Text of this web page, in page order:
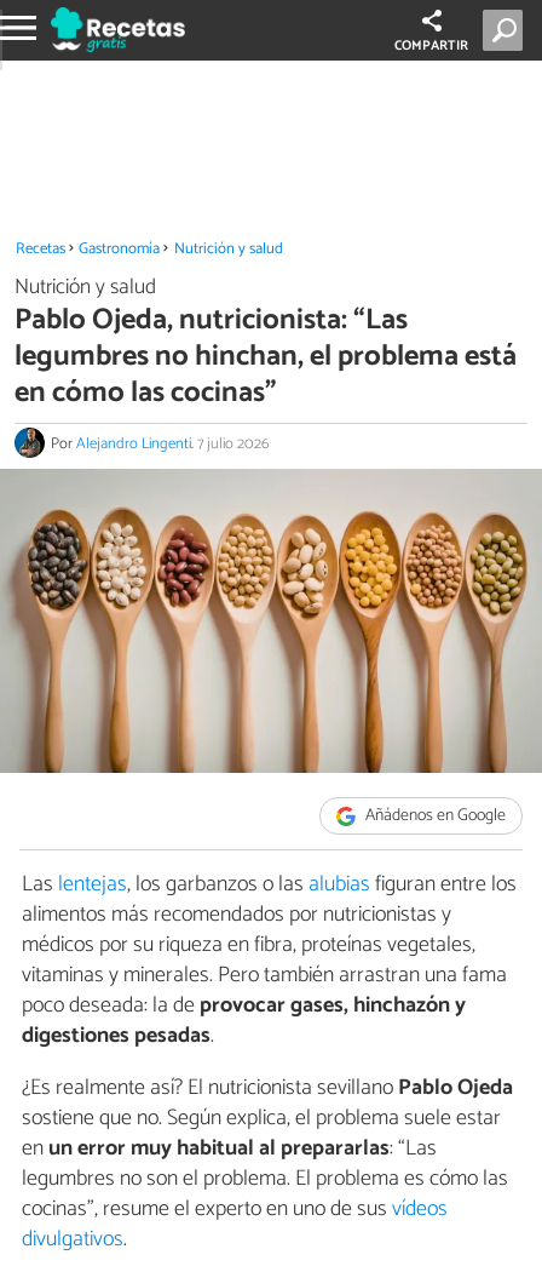
COMPARTIR
Recetas Gastronomía Nutrición y salud
Nutrición y salud
Pablo Ojeda, nutricionista: “Las
legumbres no hinchan, el problema está
en cómo las cocinas”
PorAlejandro Lingenti.7 julio 2026
Añádenos en Google
Las lentejas, los garbanzos o las alubiasfiguran entre los
alimentos más recomendados por nutricionistas y
médicos por su riqueza en fibra, proteínas vegetales,
vitaminas y minerales. Pero también arrastran una fama
poco deseada: la deprovocar gases, hinchazón y
digestiones pesadas.
¿Es realmente así? El nutricionista sevillanoPablo Ojeda
sostiene que no. Según explica, el problema suele estar
enun error muy habitual al prepararlas: “Las
legumbres no son el problema. El problema es cómo las
cocinas”, resume el experto en uno de susvídeos
divulgativos.